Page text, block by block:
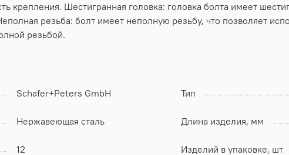
крепления. Шестигранная головка: головка болта имеет
резьба: болт имеет неполную резьбу, что позволяет
резьбой.
Schafer+Peters GmbH Тип
Нержавеющая сталь Длина изделия, мм
12 Изделий в упаковке, шт